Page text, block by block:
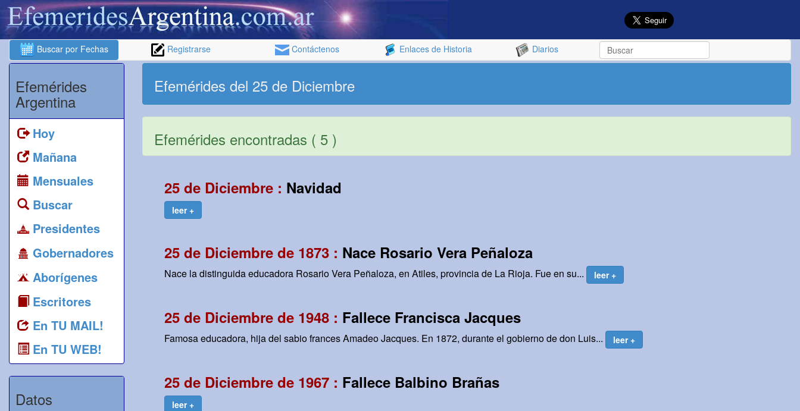
Buscar por Fechas Registrarse Contáctenos Enlaces de Historia Diarios
Efemérides
Argentina
Hoy
Mañana
Mensuales
Buscar
Presidentes
Gobernadores
Aborígenes
Escritores
En TU MAIL!
En TU WEB!
Datos
Efemérides del 25 de Diciembre
Efemérides encontradas ( 5 )
25 de Diciembre : Navidad
leer +
25 de Diciembre de 1873 : Nace Rosario Vera Peñaloza
Nace la distinguida educadora Rosario Vera Peñaloza, en Atiles, provincia de La Rioja. Fue en su... leer +
25 de Diciembre de 1948 : Fallece Francisca Jacques
Famosa educadora, hija del sabio frances Amadeo Jacques. En 1872, durante el gobierno de don Luis... leer +
25 de Diciembre de 1967 : Fallece Balbino Brañas
leer +